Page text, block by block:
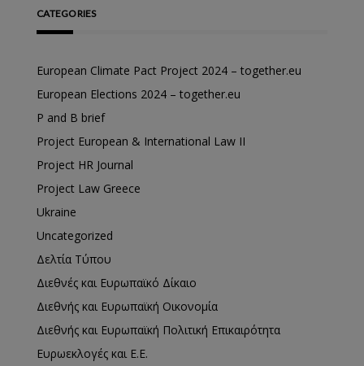
CATEGORIES
European Climate Pact Project 2024 – together.eu
European Elections 2024 – together.eu
P and B brief
Project European & International Law II
Project HR Journal
Project Law Greece
Ukraine
Uncategorized
Δελτία Τύπου
Διεθνές και Ευρωπαϊκό Δίκαιο
Διεθνής και Ευρωπαϊκή Οικονομία
Διεθνής και Ευρωπαϊκή Πολιτική Επικαιρότητα
Ευρωεκλογές και Ε.Ε.